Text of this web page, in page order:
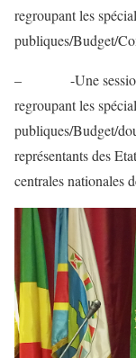
regroupant les
publiques/Budget/
– -Une session
regroupant les
publiques/Budget/
représentants des
centrales nationales